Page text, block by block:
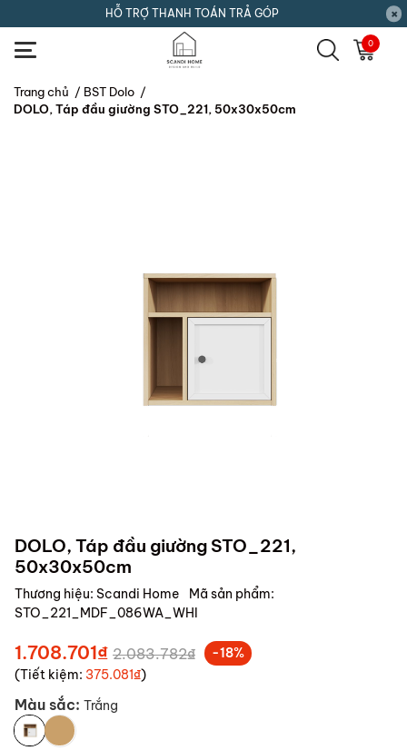
HỖ TRỢ THANH TOÁN TRẢ GÓP
0
Trang chủ / BST Dolo /
DOLO, Táp đầu giường STO_221, 50x30x50cm
DOLO, Táp đầu giường STO_221,
50x30x50cm
Thương hiệu: Scandi Home
Mã sản phẩm:
STO_221_MDF_086WA_WHI
1.708.701₫ 2.083.782₫
-18%
(Tiết kiệm: 375.081₫)
Màu sắc: Trắng